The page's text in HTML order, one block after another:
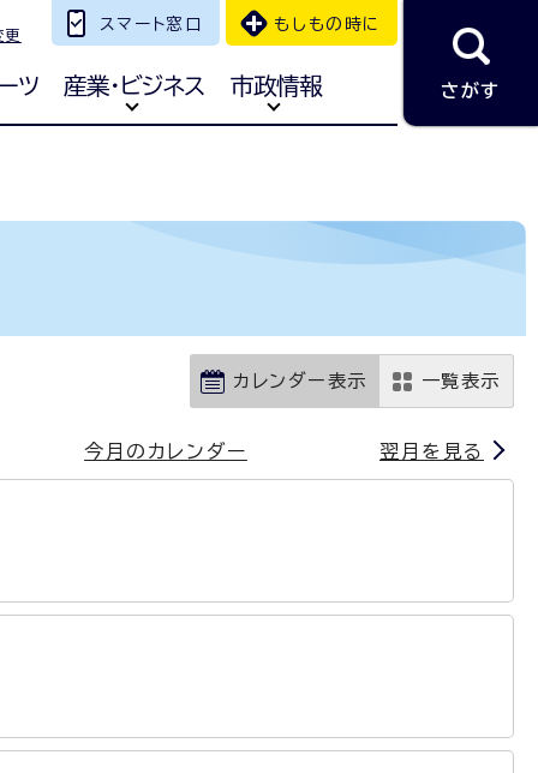
更
スマート窓口 もしもの時に
ツ 産業・ビジネス 市政情報 さがす
カレンダー表示 一覧表示
今月のカレンダー 翌月を見る